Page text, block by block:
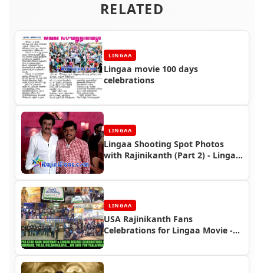
RELATED
LINGAA
Lingaa movie 100 days
celebrations
LINGAA
Lingaa Shooting Spot Photos
with Rajinikanth (Part 2) - Lingaa
LINGAA
USA Rajinikanth Fans
Celebrations for Lingaa Movie -
(FDFS)